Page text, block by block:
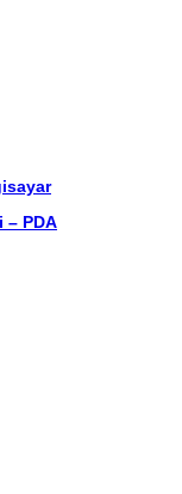
– PDA